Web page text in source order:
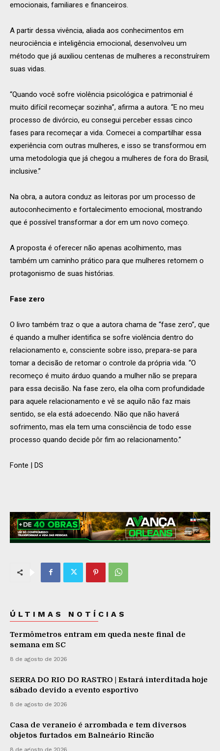
emocionais, familiares e financeiros.
A partir dessa vivência, aliada aos conhecimentos em
neurociência e inteligência emocional, desenvolveu um
método que já auxiliou centenas de mulheres a reconstruírem
suas vidas.
“Quando você sofre violência psicológica e patrimonial é
muito difícil recomeçar sozinha”, afirma a autora. “E no meu
processo de divórcio, eu consegui perceber essas cinco
fases para recomeçar a vida. Comecei a compartilhar essa
experiência com outras mulheres, e isso se transformou em
uma metodologia que já chegou a mulheres de fora do Brasil,
inclusive.”
Na obra, a autora conduz as leitoras por um processo de
autoconhecimento e fortalecimento emocional, mostrando
que é possível transformar a dor em um novo começo.
A proposta é oferecer não apenas acolhimento, mas
também um caminho prático para que mulheres retomem o
protagonismo de suas histórias.
Fase zero
O livro também traz o que a autora chama de “fase zero”, que
é quando a mulher identifica se sofre violência dentro do
relacionamento e, consciente sobre isso, prepara-se para
tomar a decisão de retomar o controle da própria vida. “O
recomeço é muito árduo quando a mulher não se prepara
para essa decisão. Na fase zero, ela olha com profundidade
para aquele relacionamento e vê se aquilo não faz mais
sentido, se ela está adoecendo. Não que não haverá
sofrimento, mas ela tem uma consciência de todo esse
processo quando decide pôr fim ao relacionamento.”
Fonte | DS
ÚLTIMAS NOTÍCIAS
Termômetros entram em queda neste final de
semana em SC
8 de agosto de 2026
SERRA DO RIO DO RASTRO | Estará interditada hoje
sábado devido a evento esportivo
8 de agosto de 2026
Casa de veraneio é arrombada e tem diversos
objetos furtados em Balneário Rincão
8 de agosto de 2026